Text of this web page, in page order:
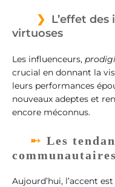
L’effet
virtuoses
Les influenceurs,
crucial en donnant la
leurs performances
nouveaux adeptes et
encore méconnus.
Les
communautaires
Aujourd’hui, l’accent